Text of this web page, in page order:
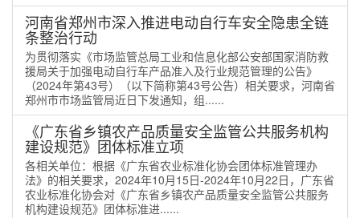
河南省郑州市深入推进电动自行车安全隐患全链
条整治行动
为贯彻落实《市场监管总局工业和信息化部公安部国家消防救
援局关于加强电动自行车产品准入及行业规范管理的公告》
（2024年第43号）（以下简称第43号公告）相关要求，河南省
郑州市市场监管局近日下发通知，组......
《广东省乡镇农产品质量安全监管公共服务机构
建设规范》团体标准立项
各相关单位：根据《广东省农业标准化协会团体标准管理办
法》的相关要求，2024年10月15日-2024年10月22日，广东省
农业标准化协会对《广东省乡镇农产品质量安全监管公共服务
机构建设规范》团体标准进......